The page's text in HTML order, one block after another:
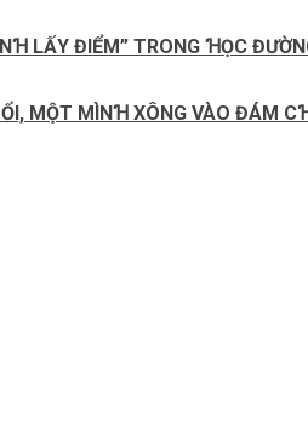
LẤY ĐIỂM” TRONG ꞪỌC
MỘT MÌNꞪ XÔNG VÀO ĐÁM